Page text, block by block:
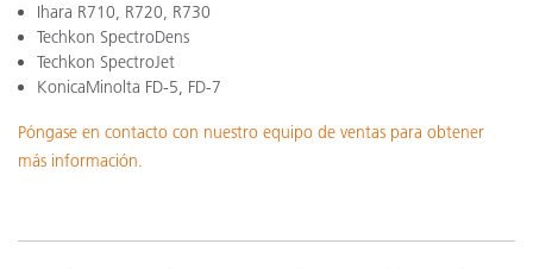
Ihara R710, R720, R730
Techkon SpectroDens
Techkon SpectroJet
KonicaMinolta FD-5, FD-7
Póngase en contacto con nuestro equipo de ventas para obtener
más información.